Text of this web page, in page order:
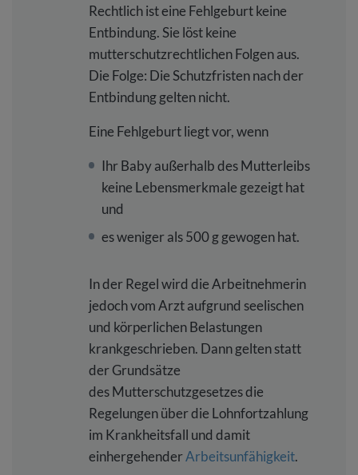
Rechtlich ist eine Fehlgeburt keine
Entbindung. Sie löst keine
mutterschutzrechtlichen Folgen aus.
Die Folge: Die Schutzfristen nach der
Entbindung gelten nicht.
Eine Fehlgeburt liegt vor, wenn
Ihr Baby außerhalb des Mutterleibs
keine Lebensmerkmale gezeigt hat
und
es weniger als 500 g gewogen hat.
In der Regel wird die Arbeitnehmerin
jedoch vom Arzt aufgrund seelischen
und körperlichen Belastungen
krankgeschrieben. Dann gelten statt
der Grundsätze
des Mutterschutzgesetzes die
Regelungen über die Lohnfortzahlung
im Krankheitsfall und damit
einhergehenderArbeitsunfähigkeit.